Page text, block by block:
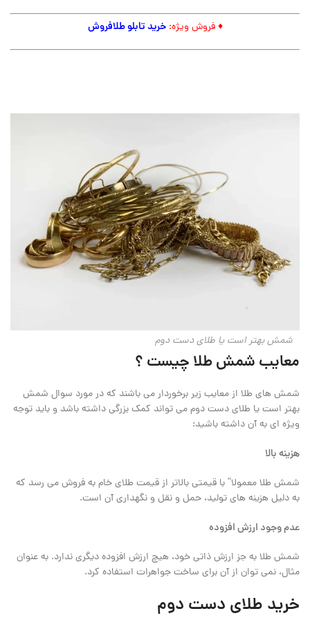
♦ فروش ویژه: خرید تابلو طلافروش
شمش بهتر است یا طلای دست دوم
معایب شمش طلا چیست ؟
شمش های طلا از معایب زیر برخوردار می باشند که در مورد سوال شمش
بهتر است یا طلای دست دوم می تواند کمک بزرگی داشته باشد و باید توجه
ویژه ای به آن داشته باشید:
هزینه بالا
شمش طلا معمولا” با قیمتی بالاتر از قیمت طلای خام به فروش می ‌رسد که
به دلیل هزینه‌ های تولید، حمل و نقل و نگهداری آن است.
عدم وجود ارزش افزوده
شمش طلا به جز ارزش ذاتی خود، هیچ ارزش افزوده دیگری ندارد. به عنوان
مثال، نمی ‌توان از آن برای ساخت جواهرات استفاده کرد.
خرید طلای دست دوم